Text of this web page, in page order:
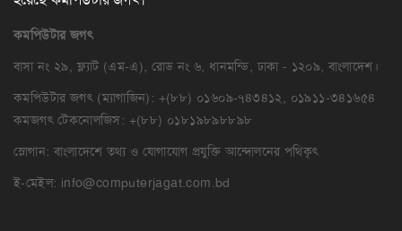
কমপিউটারজগৎ
বাসা নং ২৯, ফ্ল্যাট (এম-এ), রোড নং ৬, ধানমন্ডি, ঢাকা - ১২০৯, বাংলাদেশ।
কমপিউটার জগৎ (ম্যাগাজিন): +(৮৮) ০১৬০৯-৭৪৩৪১২, ০১৯১১-৩৪১৬৫৪
কমজগৎ টেকনোলজিস: +(৮৮) ০১৮১৯৮৯৮৮৯৮
স্লোগান: বাংলাদেশে তথ্য ও যোগাযোগ প্রযুক্তি আন্দোলনের পথিকৃৎ
ই-মেইল: info@computerjagat.com.bd